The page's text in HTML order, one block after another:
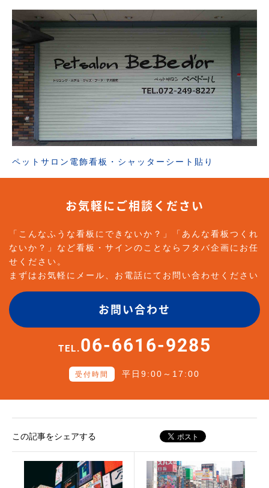
ペットサロン電飾看板・シャッターシート貼り
お気軽にご相談ください
「こんなふうな看板にできないか？」「あんな看板つくれ
ないか？」など看板・サインのことならフタバ企画にお任
せください。
まずはお気軽にメール、お電話にてお問い合わせください
お問い合わせ
TEL.06-6616-9285
受付時間 平日9:00～17:00
この記事をシェアする